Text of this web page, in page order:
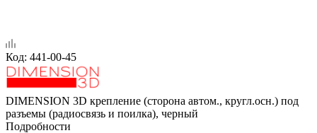
Код: 441-00-45
DIMENSION 3D крепление (сторона автом., кругл.осн.) под
разъемы (радиосвязь и поилка), черный
Подробности